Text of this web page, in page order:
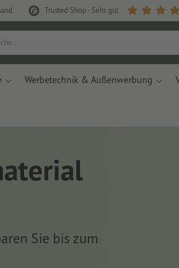
Trusted Shop - Sehr gut
Werbetechnik & Außenwerbung
Sie bis zum